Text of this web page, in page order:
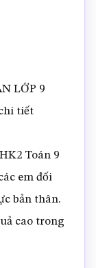
LỚP 9
tiết
Toán 9
em đối
bản thân.
cao trong